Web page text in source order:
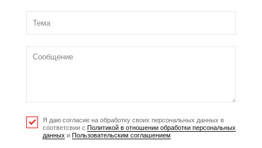
Я даю согласие на обработку своих персональных данных в
соответсвии с Политикой в отношении обработки персональных
данных и Пользовательским соглашением